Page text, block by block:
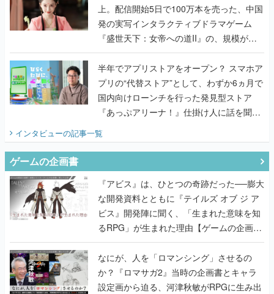
上。配信開始5日で100万本を売った、中国
発の実写インタラクティブドラマゲーム
『盛世天下：女帝への道II』の、規模が違
うこだわりをプロデューサーに聞いた
半年でアプリストアをオープン？ スマホア
プリの“代替ストア”として、わずか6ヵ月で
国内向けローンチを行った発見型ストア
『あっぷアリーナ！』仕掛け人に話を聞い
インタビューの記事一覧
ゲームの企画書
『アビス』は、ひとつの奇跡だった──膨大
な開発資料とともに『テイルズ オブ ジ ア
ビス』開発陣に聞く、「生まれた意味を知
るRPG」が生まれた理由【ゲームの企画
書】
なにが、人を「ロマンシング」させるの
か？『ロマサガ2』当時の企画書とキャラ
設定画から迫る、河津秋敏がRPGに生み出